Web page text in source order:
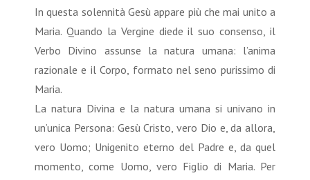
In questa solennità Gesù appare più che mai unito a
Maria. Quando la Vergine diede il suo consenso, il
Verbo Divino assunse la natura umana: l’anima
razionale e il Corpo, formato nel seno purissimo di
Maria.
La natura Divina e la natura umana si univano in
un’unica Persona: Gesù Cristo, vero Dio e, da allora,
vero Uomo; Unigenito eterno del Padre e, da quel
momento, come Uomo, vero Figlio di Maria. Per